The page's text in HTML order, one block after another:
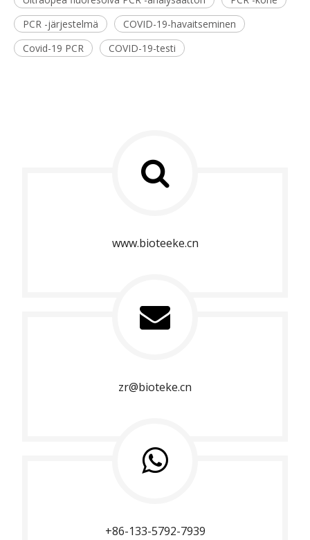
PCR -järjestelmä
COVID-19-havaitseminen
Covid-19 PCR
COVID-19-testi
www.bioteeke.cn
zr@bioteke.cn
+86-133-5792-7939